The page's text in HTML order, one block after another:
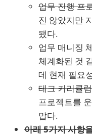
업무 진행 프
진 않았지만
됐다.
업무 매니징
체계화된 것
데 현재 필요
테크 커리큘
프로젝트를
맙다.
아래 5가지 사항